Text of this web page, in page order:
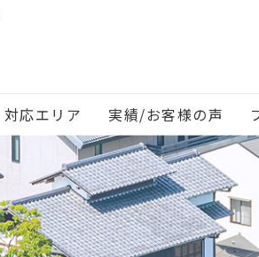
対応エリア 実績/お客様の声